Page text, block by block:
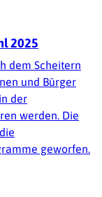
2025
dem Scheitern
und Bürger
der
werden. Die
geworfen.